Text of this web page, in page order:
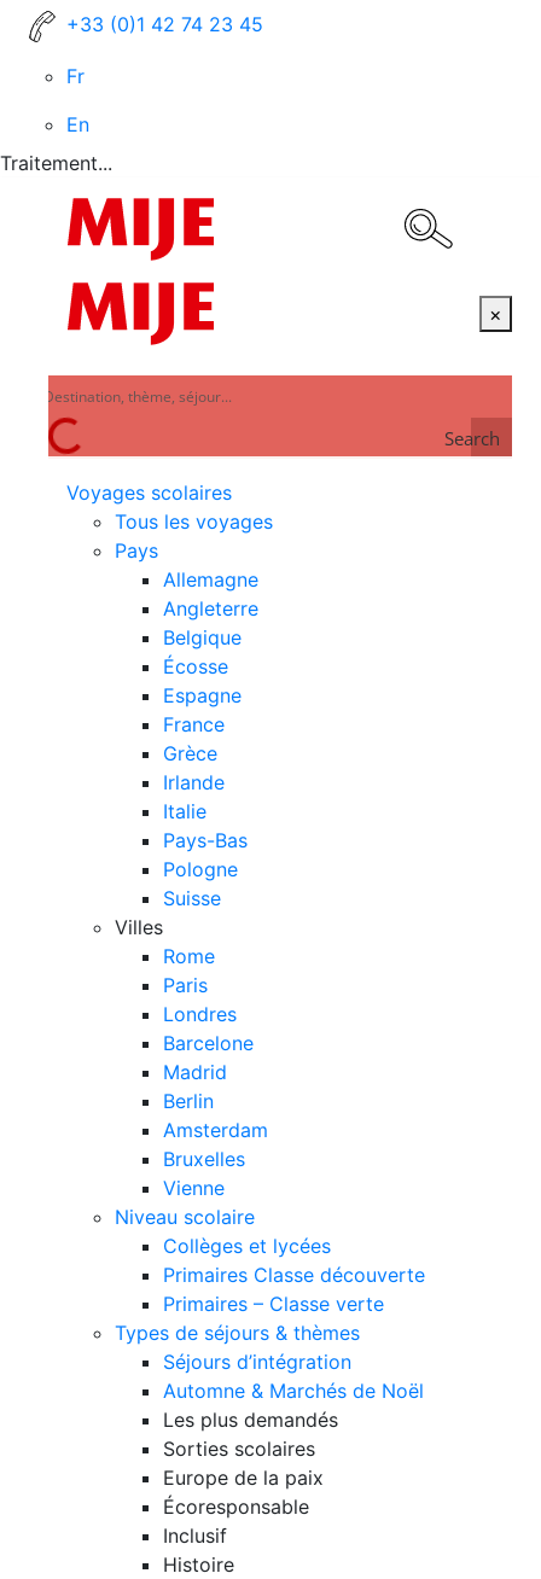
+33 (0)1 42 74 23 45
Fr
En
Traitement...
×
Search
Voyages scolaires
Tous les voyages
Pays
Allemagne
Angleterre
Belgique
Écosse
Espagne
France
Grèce
Irlande
Italie
Pays-Bas
Pologne
Suisse
Villes
Rome
Paris
Londres
Barcelone
Madrid
Berlin
Amsterdam
Bruxelles
Vienne
Niveau scolaire
Collèges et lycées
Primaires Classe découverte
Primaires – Classe verte
Types de séjours & thèmes
Séjours d’intégration
Automne & Marchés de Noël
Les plus demandés
Sorties scolaires
Europe de la paix
Écoresponsable
Inclusif
Histoire